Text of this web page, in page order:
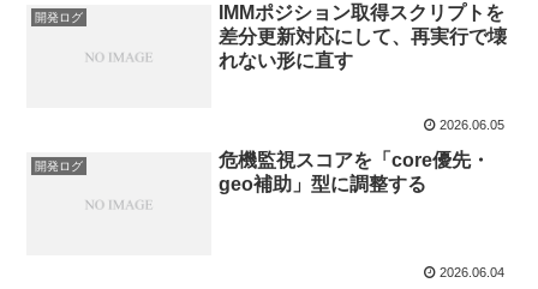
開発ログ
IMMポジション取得スクリプトを
差分更新対応にして、再実行で壊
れない形に直す
2026.06.05
開発ログ
危機監視スコアを「core優先・
geo補助」型に調整する
2026.06.04